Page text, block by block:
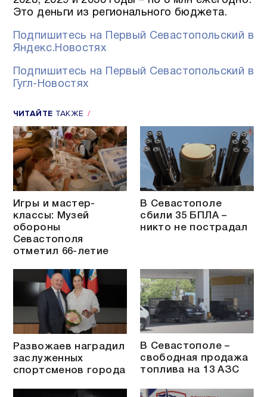
Это деньги из регионального бюджета.
Подпишитесь на Первый Севастопольский в
Яндекс.Новостях
Подпишитесь на Первый Севастопольский в
Гугл-Новостях
ЧИТАЙТЕ ТАКЖЕ
Игры и мастер-
классы: Музей
обороны
Севастополя
отметил 66-летие
В Севастополе
сбили 35 БПЛА –
никто не пострадал
Развожаев наградил
заслуженных
спортсменов города
В Севастополе –
свободная продажа
топлива на 13 АЗС